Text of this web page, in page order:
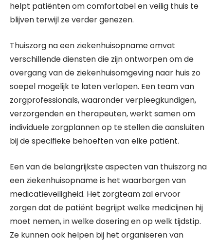
helpt patiënten om comfortabel en veilig thuis te
blijven terwijl ze verder genezen.
Thuiszorg na een ziekenhuisopname omvat
verschillende diensten die zijn ontworpen om de
overgang van de ziekenhuisomgeving naar huis zo
soepel mogelijk te laten verlopen. Een team van
zorgprofessionals, waaronder verpleegkundigen,
verzorgenden en therapeuten, werkt samen om
individuele zorgplannen op te stellen die aansluiten
bij de specifieke behoeften van elke patiënt.
Een van de belangrijkste aspecten van thuiszorg na
een ziekenhuisopname is het waarborgen van
medicatieveiligheid. Het zorgteam zal ervoor
zorgen dat de patiënt begrijpt welke medicijnen hij
moet nemen, in welke dosering en op welk tijdstip.
Ze kunnen ook helpen bij het organiseren van